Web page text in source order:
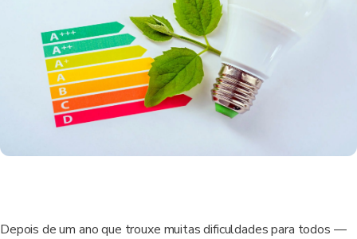
Depois de um ano que trouxe muitas dificuldades para todos —